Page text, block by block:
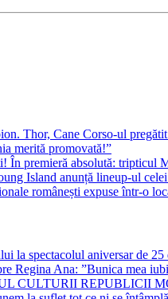
Thor, Cane Corso-ul
merită promovată!”
În premieră absolută:
Island anunță lineup-ul
românești expuse într-o
la spectacolul aniversar de
Regina Ana: ”Bunica mea
CULTURII REPUBLICII